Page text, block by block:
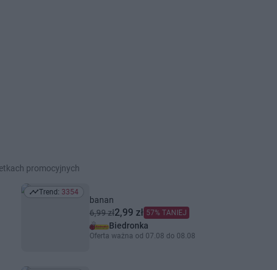
promocyjnych
Trend: 3354
Trend: 3354
banan
6,99 zł2,99 zł 57% TANIEJ
Biedronka
Oferta ważna od 07.08 do 08.08